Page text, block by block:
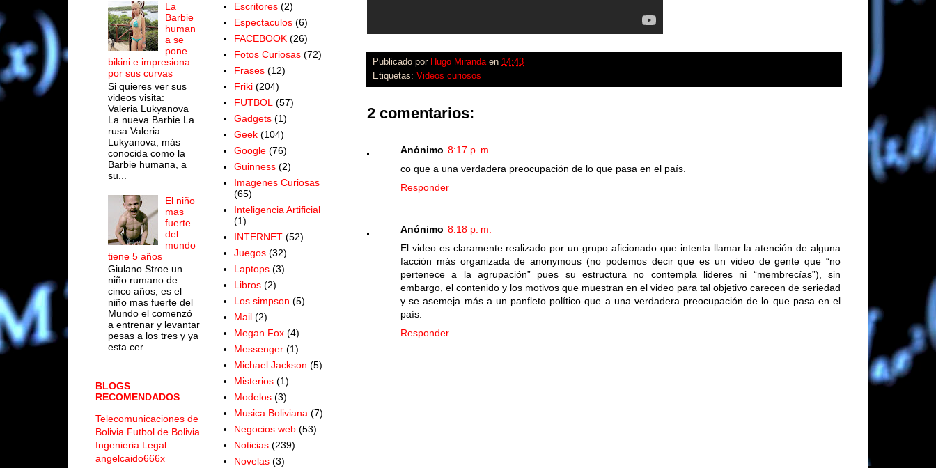
Publicado por Hugo Miranda en 14:43
Etiquetas: Videos curiosos
2 comentarios:
Anónimo 8:17 p. m.
co que a una verdadera preocupación de lo que pasa en el país.
Responder
Anónimo 8:18 p. m.
El video es claramente realizado por un grupo aficionado que intenta llamar la atención de alguna
facción más organizada de anonymous (no podemos decir que es un video de gente que “no
pertenece a la agrupación” pues su estructura no contempla lideres ni “membrecías”), sin
embargo, el contenido y los motivos que muestran en el video para tal objetivo carecen de seriedad
y se asemeja más a un panfleto político que a una verdadera preocupación de lo que pasa en el
país.
Responder
La
Barbie
human
a se
pone
bikini e impresiona
por sus curvas
Si quieres ver sus
videos visita:
Valeria Lukyanova
La nueva Barbie La
rusa Valeria
Lukyanova, más
conocida como la
Barbie humana, a
su...
El niño
mas
fuerte
del
mundo
tiene 5 años
Giulano Stroe un
niño rumano de
cinco años, es el
niño mas fuerte del
Mundo el comenzó
a entrenar y levantar
pesas a los tres y ya
esta cer...
BLOGS
RECOMENDADOS
Telecomunicaciones de
Bolivia Futbol de Bolivia
Ingenieria Legal
angelcaido666x
Escritores (2)
Espectaculos (6)
FACEBOOK (26)
Fotos Curiosas (72)
Frases (12)
Friki (204)
FUTBOL (57)
Gadgets (1)
Geek (104)
Google (76)
Guinness (2)
Imagenes Curiosas
(65)
Inteligencia Artificial
(1)
INTERNET (52)
Juegos (32)
Laptops (3)
Libros (2)
Los simpson (5)
Mail (2)
Megan Fox (4)
Messenger (1)
Michael Jackson (5)
Misterios (1)
Modelos (3)
Musica Boliviana (7)
Negocios web (53)
Noticias (239)
Novelas (3)